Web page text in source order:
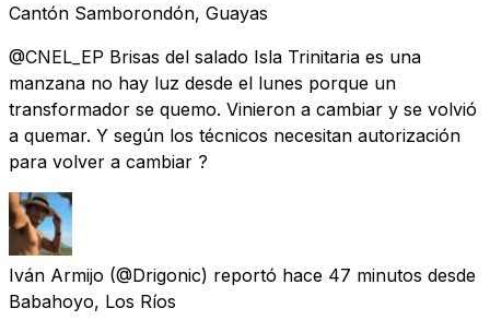
Cantón Samborondón, Guayas
@CNEL_EP Brisas del salado Isla Trinitaria es una
manzana no hay luz desde el lunes porque un
transformador se quemo. Vinieron a cambiar y se volvió
a quemar. Y según los técnicos necesitan autorización
para volver a cambiar ?
Iván Armijo (@Drigonic) reportó hace 47 minutos desde
Babahoyo, Los Ríos